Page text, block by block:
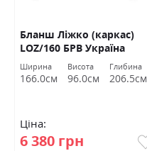
Бланш Ліжко (каркас)
LOZ/160 БРВ Україна
Ширина
166.0см
Висота
96.0см
Глибина
206.5см
Ціна:
6 380 грн